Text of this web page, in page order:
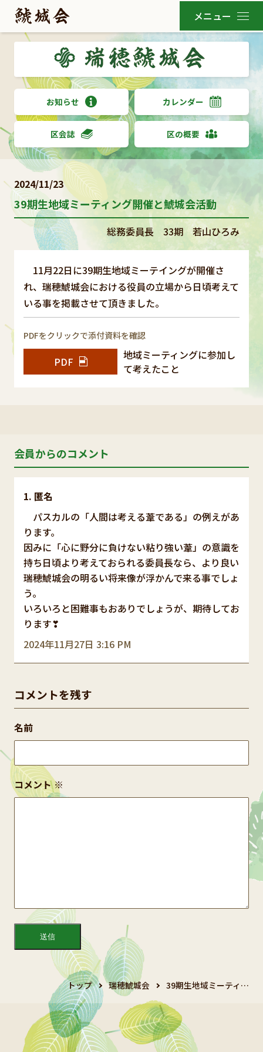
お知らせ カレンダー
区会誌 区の概要
2024/11/23
39期生地域ミーティング開催と鯱城会活動
総務委員長 33期 若山ひろみ
11月22日に39期生地域ミーテイングが開催さ
れ、瑞穂鯱城会における役員の立場から日頃考えて
いる事を掲載させて頂きました。
PDFをクリックで添付資料を確認
PDF
地域ミーティングに参加し
て考えたこと
会員からのコメント
匿名
2024年11月27日 3:16 PM
パスカルの「人間は考える葦である」の例えがあ
ります。
因みに「心に野分に負けない粘り強い葦」の意識を
持ち日頃より考えておられる委員長なら、より良い
瑞穂鯱城会の明るい将来像が浮かんで来る事でしょ
う。
いろいろと困難事もおありでしょうが、期待してお
ります❣
コメントを残す
コメント※
名前
トップ 瑞穂鯱城会 39期生地域ミーティ…